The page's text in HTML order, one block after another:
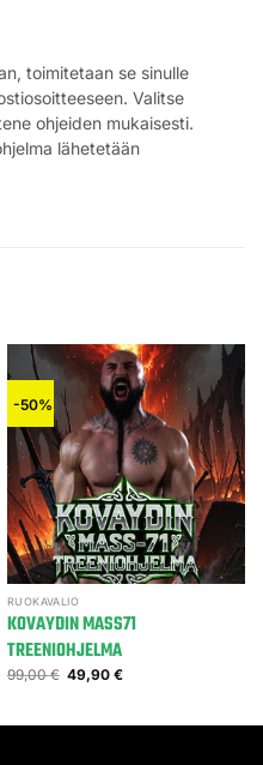
toimitetaan se sinulle
Valitse
ohjeiden mukaisesti.
lähetetään
-50%
RUOKAVALIO
KOVAYDIN MASS71
TREENIOHJELMA
99,00€ 49,90€